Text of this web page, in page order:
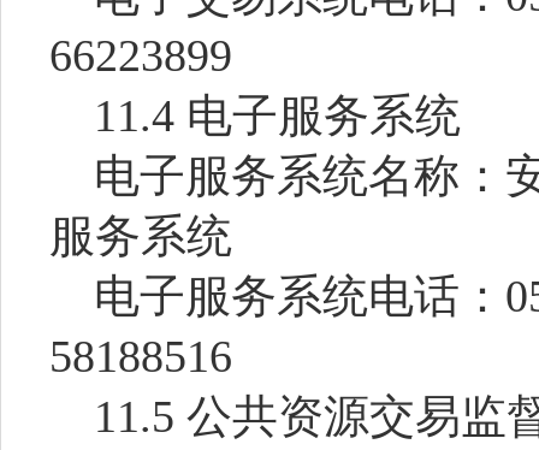
66223899
11.4 电子服务系统
电子服务系统名称：
服务系统
电子服务系统电话：
58188516
11.5公共资源交易监